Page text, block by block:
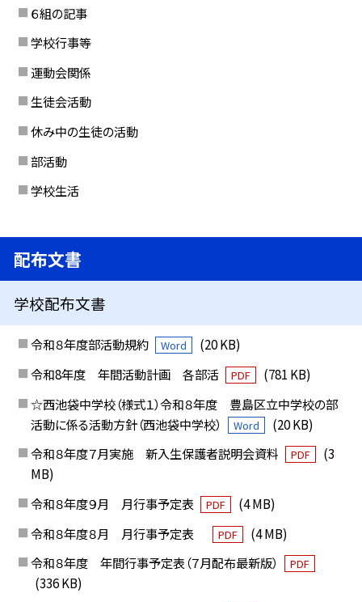
６組の記事
学校行事等
運動会関係
生徒会活動
休み中の生徒の活動
部活動
学校生活
配布文書
学校配布文書
令和８年度部活動規約 Word
(20 KB)
令和8年度 年間活動計画 各部活
PDF
(781 KB)
☆西池袋中学校（様式１）令和８年度 豊島区立中学校の部
活動に係る活動方針（西池袋中学校）
Word
(20 KB)
令和８年度７月実施 新入生保護者説明会資料
PDF
(3
MB)
令和８年度９月 月行事予定表
PDF
(4 MB)
令和８年度８月 月行事予定表
PDF
(4 MB)
令和８年度 年間行事予定表（７月配布最新版）
PDF
(336 KB)